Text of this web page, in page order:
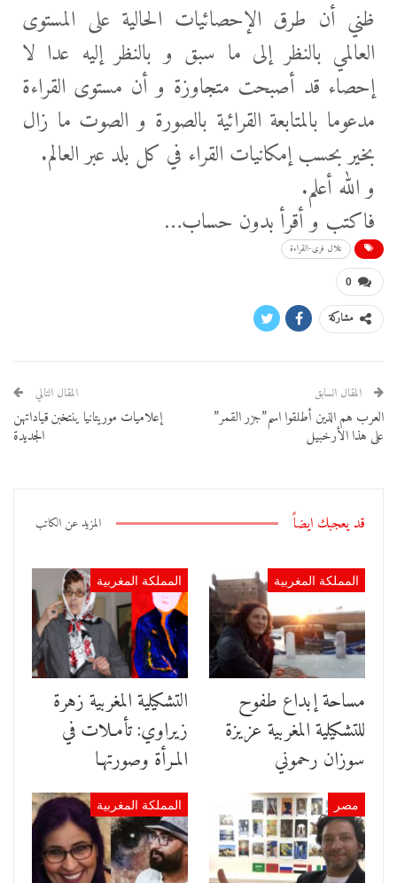
ظني أن طرق الإحصائيات الحالية على المستوى
العالمي بالنظر إلى ما سبق و بالنظر إليه عدا لا
إحصاء قد أصبحت متجاوزة و أن مستوى القراءة
مدعوما بالمتابعة القرائية بالصورة و الصوت ما زال
بخير بحسب إمكانيات القراء في كل بلد عبر العالم.
و الله أعلم.
فاكتب و أقرأ بدون حساب…
علال فرى-القراءة
0
مشاركة
المقال السابق
العرب هم الذين أطلقوا اسم”جزر القمر”
على هذا الأرخبيل
المقال التالي
إعلاميات موريتانيا ينتخبن قياداتهن
الجديدة
قد يعجبك ايضاً المزيد عن الكاتب
المملكة المغربية
مساحة إبداع طفوح
للتشكيلية المغربية عزيزة
سوزان رحموني
المملكة المغربية
التشكيلية المغربية زهرة
زيراوي: تأمـلات في
المـرأة وصورتهـا
مصر المملكة المغربية